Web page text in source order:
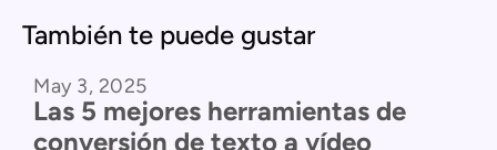
También te puede gustar
Comparación de productos
May 3, 2025
Las 5 mejores herramientas de
conversión de texto a vídeo